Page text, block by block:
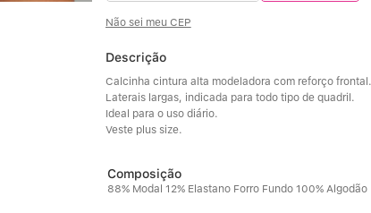
Não sei meu CEP
Descrição
Calcinha cintura alta modeladora com reforço frontal.
Laterais largas, indicada para todo tipo de quadril.
Ideal para o uso diário.
Veste plus size.
88% Modal 12% Elastano Forro Fundo 100% Algodão